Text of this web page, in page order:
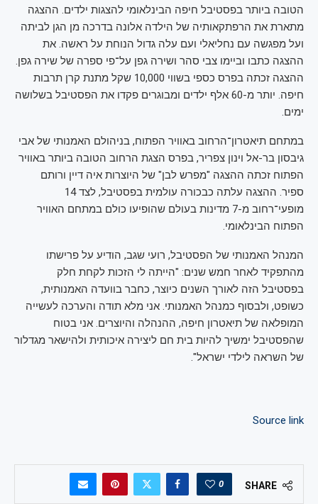
הטובה ביותר בפסטיבל חיפה הבינלאומי להצגות ילדים. ההצגה
מתארת את הרפתקאותיה של הילדה אלונה בדרכה מן הגן לביתה
ועל מפגשה עם נחליאלי ועם עלה גדול הנוחת על ראשה. את
ההצגה כתבו וביימו צבי סהר ושירה גפן על־פי ספרה של שירה גפן.
ההצגה זכתה בפרס כספי בשווי 10,000 שקל מתנת קרן תרבות
חיפה. יותר מ-60 אלף ילדים ומבוגרים פקדו את הפסטיבל בשלושה
ימים.
במתחם תיאטרון־הרחוב באוויר הפתוח, בניהולם האמנותי של אבי
גיבסון בר-אל וינון צפריר, בפרס הצגת הרחוב הטובה ביותר באוויר
הפתוח זכתה ההצגה "מפרש לבן" של היוצרות איה דיין ורותם
ספיר. ההצגה עלתה כבכורה עולמית בפסטיבל, לצד 14
מופעי־רחוב מ-7 מדינות בעולם שהופיעו כולם במתחם האוויר
הפתוח הבינלאומי.
המנהל האמנותי של הפסטיבל, רועי שגב, הודיע על פרישתו
מהתפקיד לאחר חמש שנים: "הייתה לי הזכות לקחת חלק
בפסטיבל הזה לאורך השנים כיוצר, כחבר בוועדה האמנותית,
כשופט, ולבסוף כמנהל האמנותי. אני מלא תודה והערכה לעשייה
המופלאה של תיאטרון חיפה, ההנהלה והיוצרים. אני בטוח
שהפסטיבל ימשיך להיות בית חם ליצירה איכותית ולהישאר מגדלור
של השראה לילדי ישראל".
Source link
SHARE
0